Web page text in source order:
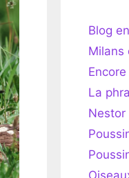
Blog
Milans
La
Nestor